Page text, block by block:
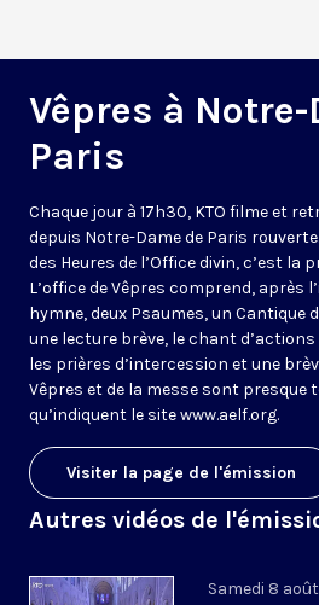
Vêpres à
Paris
Chaque jour à 17h30, KTO filme et
depuis Notre-Dame de Paris
des Heures de l’Office divin, c’est la
L’office de Vêpres comprend, après
hymne, deux Psaumes, un Cantique
une lecture brève, le chant
les prières d’intercession et une
Vêpres et de la messe sont presque
qu’indiquent le sitewww.aelf.org.
Visiter la page de l'émission
Autres vidéos de
Samedi 8